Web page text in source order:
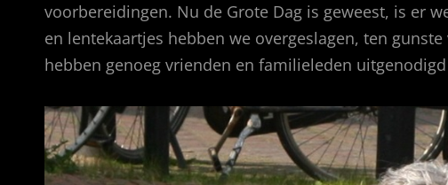
voorbereidingen. Nu de Grote Dag is geweest, is er
en lentekaartjes hebben we overgeslagen, ten
hebben genoeg vrienden en familieleden